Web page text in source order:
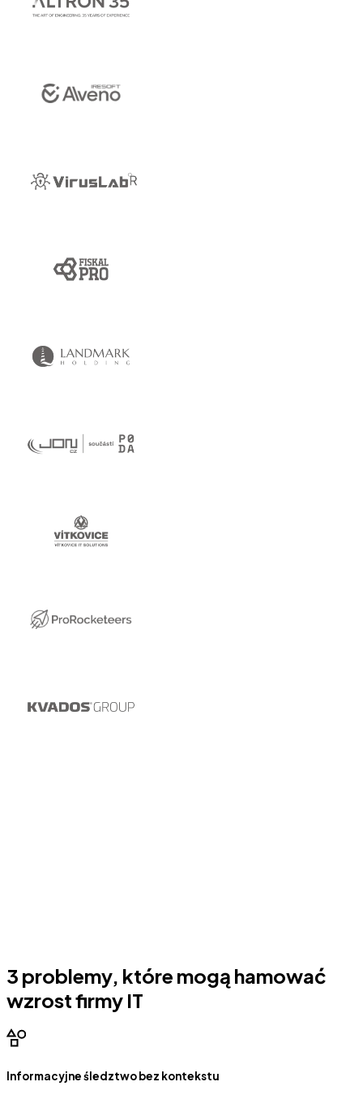
3 problemy, które mogą hamować
wzrost firmy IT
Informacyjne śledztwo bez kontekstu